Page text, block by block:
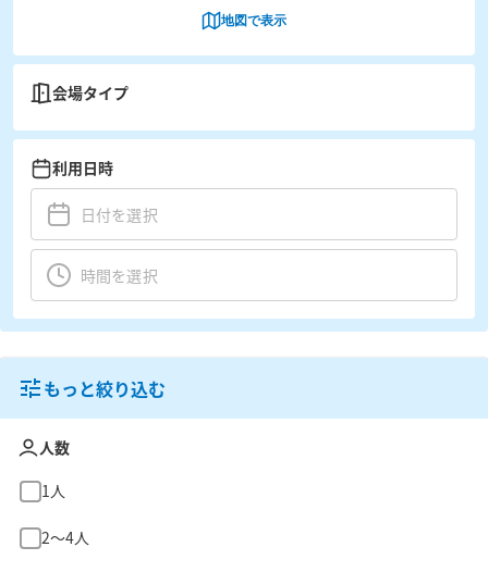
地図で表示
会場タイプ
利用日時
もっと絞り込む
人数
1人
2〜4人